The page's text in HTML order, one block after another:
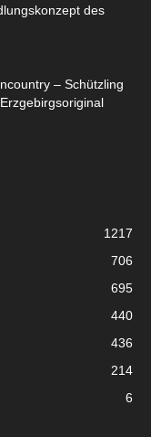
des
– Schützling
1217
706
695
440
436
214
6